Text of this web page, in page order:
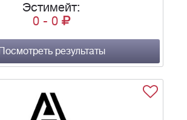
Эстимейт:
0 - 0
Посмотреть результаты